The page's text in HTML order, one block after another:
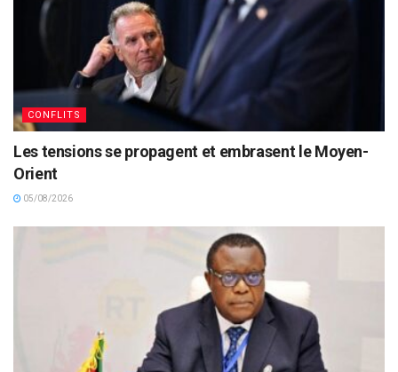
CONFLITS
Les tensions se propagent et embrasent le Moyen-
Orient
05/08/2026